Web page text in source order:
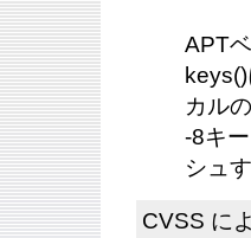
APT
カル
-8キ
シュ
CVSS に